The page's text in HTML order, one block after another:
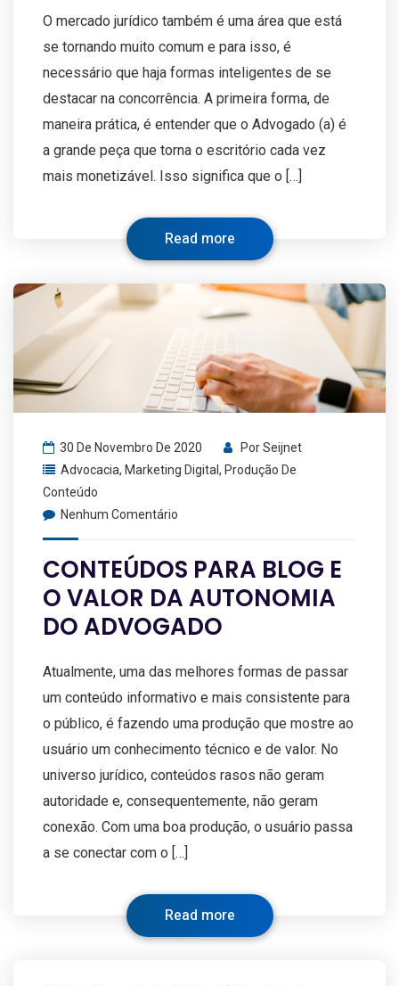
O mercado jurídico também é uma área que está
se tornando muito comum e para isso, é
necessário que haja formas inteligentes de se
destacar na concorrência. A primeira forma, de
maneira prática, é entender que o Advogado (a) é
a grande peça que torna o escritório cada vez
mais monetizável. Isso significa que o […]
Read more
30 De Novembro De 2020 PorSeijnet
Advocacia, Marketing Digital , Produção De
Conteúdo
Nenhum Comentário
CONTEÚDOS PARA BLOG E
O VALOR DA AUTONOMIA
DO ADVOGADO
Atualmente, uma das melhores formas de passar
um conteúdo informativo e mais consistente para
o público, é fazendo uma produção que mostre ao
usuário um conhecimento técnico e de valor. No
universo jurídico, conteúdos rasos não geram
autoridade e, consequentemente, não geram
conexão. Com uma boa produção, o usuário passa
a se conectar com o […]
Read more